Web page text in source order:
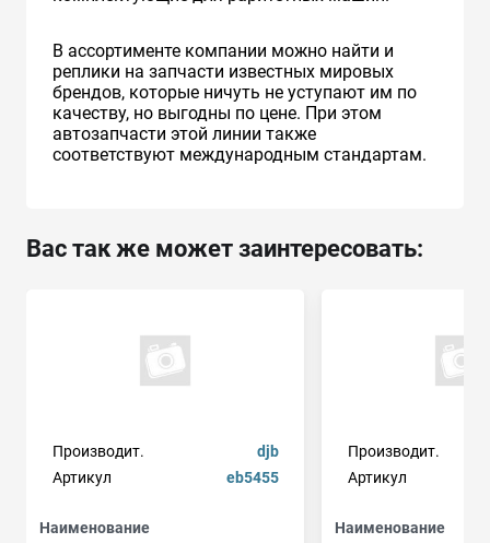
В ассортименте компании можно найти и
реплики на запчасти известных мировых
брендов, которые ничуть не уступают им по
качеству, но выгодны по цене. При этом
автозапчасти этой линии также
соответствуют международным стандартам.
Вас так же может заинтересовать:
Производит.
djb
Артикул
eb5455
Наименование
Производит.
Артикул
Наименование